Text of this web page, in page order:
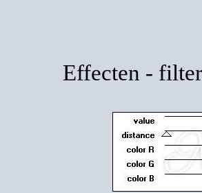
Effecten -